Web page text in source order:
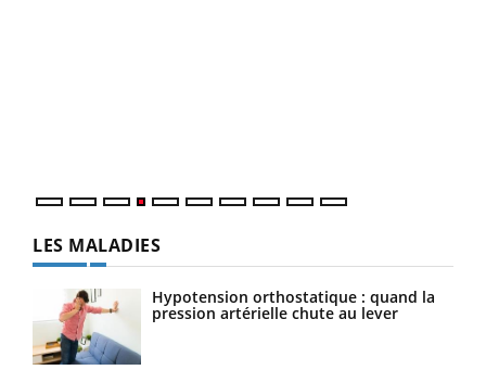
LES MALADIES
Hypotension orthostatique : quand la
pression artérielle chute au lever